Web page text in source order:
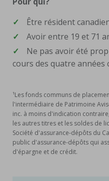
✓
Être résident
✓
Avoir entre 19 et 71
✓
Ne pas avoir été
cours des quatre années
¹Les fonds communs de
l'intermédiaire de Patrimoine
inc. à moins d'indication
les autres titres et les soldes de
Société d'assurance-dépôts du
public d'assurance-dépôts qui
d'épargne et de crédit.